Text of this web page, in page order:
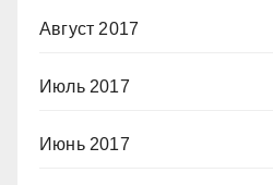
Август 2017
Июль 2017
Июнь 2017